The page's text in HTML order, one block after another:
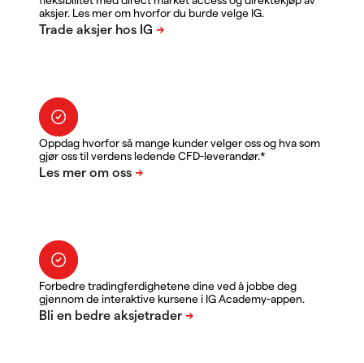
aksjer. Les mer om hvorfor du burde velge IG.
Oppdag hvorfor så mange kunder velger oss og hva som
gjør oss til verdens ledende CFD-leverandør.*
Forbedre tradingferdighetene dine ved å jobbe deg
gjennom de interaktive kursene i IG Academy-appen.